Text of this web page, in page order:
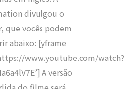
divulgou o
que vocês podem
abaixo: [yframe
www.youtube.com/watch?
A versão